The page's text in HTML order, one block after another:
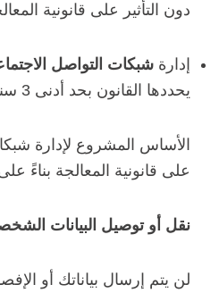
دون التأثير على قانونية
إدارة شبكات التواصل
يحددها القانون بحد أدنى 3 سنوات.
الأساس المشروع لإدارة
على قانونية المعالجة بناءً
نقل أو توصيل البيانات
لن يتم إرسال بياناتك أو